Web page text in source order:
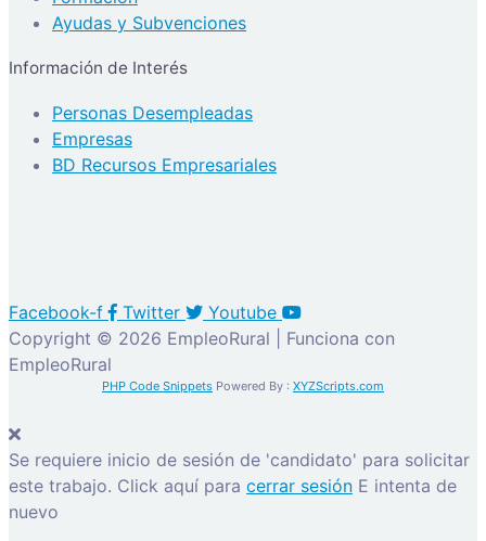
Ayudas y Subvenciones
Información de Interés
Personas Desempleadas
Empresas
BD Recursos Empresariales
Facebook-f Twitter
Youtube
Copyright © 2026 EmpleoRural | Funciona con
EmpleoRural
PHP Code Snippets Powered By : XYZScripts.com
Se requiere inicio de sesión de 'candidato' para solicitar
este trabajo. Click aquí para cerrar sesión E intenta de
nuevo